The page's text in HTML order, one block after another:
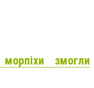
змогли